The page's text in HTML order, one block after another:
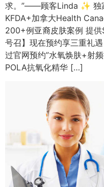
求。”——顾客Linda ✨ 独
KFDA+加拿大Health
200+例亚裔皮肤案例 提
号召】现在预约享三重礼
过官网预约”水氧焕肤+射
POLA抗氧化精华 […]